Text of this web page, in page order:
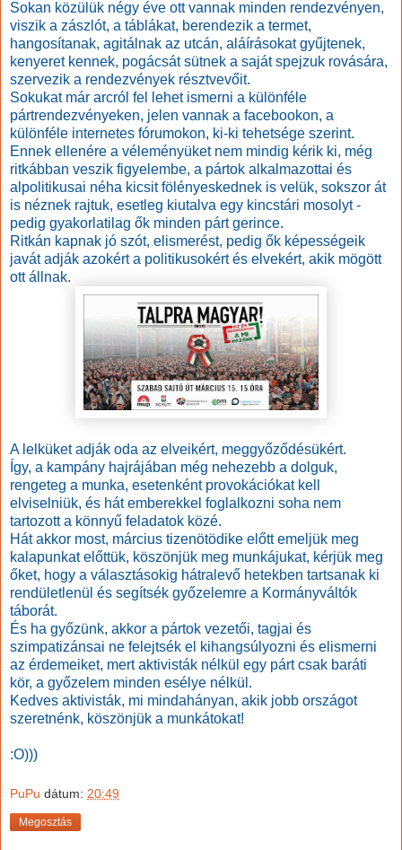
Sokan közülük négy éve ott vannak minden rendezvényen,
viszik a zászlót, a táblákat, berendezik a termet,
hangosítanak, agitálnak az utcán, aláírásokat gyűjtenek,
kenyeret kennek, pogácsát sütnek a saját spejzuk rovására,
szervezik a rendezvények résztvevőit.
Sokukat már arcról fel lehet ismerni a különféle
pártrendezvényeken, jelen vannak a facebookon, a
különféle internetes fórumokon, ki-ki tehetsége szerint.
Ennek ellenére a véleményüket nem mindig kérik ki, még
ritkábban veszik figyelembe, a pártok alkalmazottai és
alpolitikusai néha kicsit fölényeskednek is velük, sokszor át
is néznek rajtuk, esetleg kiutalva egy kincstári mosolyt -
pedig gyakorlatilag ők minden párt gerince.
Ritkán kapnak jó szót, elismerést, pedig ők képességeik
javát adják azokért a politikusokért és elvekért, akik mögött
ott állnak.
A lelküket adják oda az elveikért, meggyőződésükért.
Így, a kampány hajrájában még nehezebb a dolguk,
rengeteg a munka, esetenként provokációkat kell
elviselniük, és hát emberekkel foglalkozni soha nem
tartozott a könnyű feladatok közé.
Hát akkor most, március tizenötödike előtt emeljük meg
kalapunkat előttük, köszönjük meg munkájukat, kérjük meg
őket, hogy a választásokig hátralevő hetekben tartsanak ki
rendületlenül és segítsék győzelemre a Kormányváltók
táborát.
És ha győzünk, akkor a pártok vezetői, tagjai és
szimpatizánsai ne felejtsék el kihangsúlyozni és elismerni
az érdemeiket, mert aktivisták nélkül egy párt csak baráti
kör, a győzelem minden esélye nélkül.
Kedves aktivisták, mi mindahányan, akik jobb országot
szeretnénk, köszönjük a munkátokat!
:O)))
PuPu dátum: 20:49
Megosztás